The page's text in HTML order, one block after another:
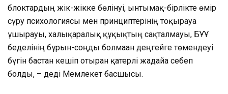
блоктардың жік-жікке бөлінуі, ынтымақ-бірлікте өмір
сүру психологиясы мен принциптерінің тоқырауға
ұшырауы, халықаралық құқықтың сақталмауы, БҰҰ
беделінің бұрын-соңды болмаған деңгейге төмендеуі
бүгін бастан кешіп отырған қатерлі жағдайға себеп
болды, – деді Мемлекет басшысы.